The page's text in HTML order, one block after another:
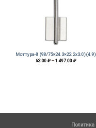
Моттура-8 (98/75×24.3×22.2х3.0)(4.9)
63.00₽ – 1 497.00₽Диапазон
Политика